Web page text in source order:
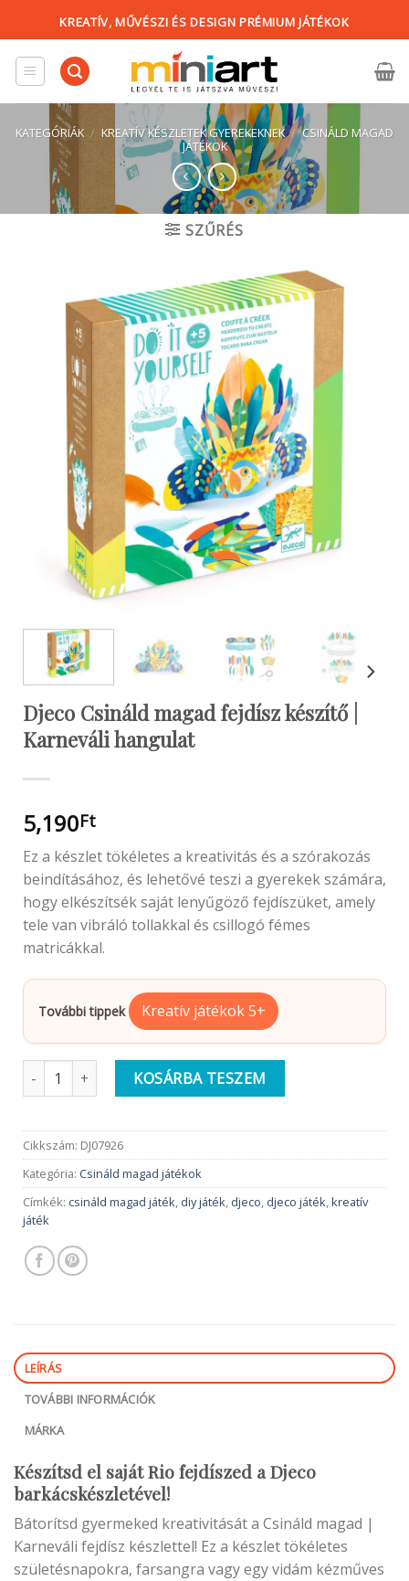
content
KREATÍV, MŰVÉSZI ÉS DESIGN PRÉMIUM JÁTÉKOK
KATEGÓRIÁK / KREATÍV KÉSZLETEK GYEREKEKNEK / CSINÁLD MAGAD
JÁTÉKOK
SZŰRÉS
Djeco Csináld magad fejdísz készítő |
Karneváli hangulat
5,190Ft
Ez a készlet tökéletes a kreativitás és a szórakozás
beindításához, és lehetővé teszi a gyerekek számára,
hogy elkészítsék saját lenyűgöző fejdíszüket, amely
tele van vibráló tollakkal és csillogó fémes
matricákkal.
További tippek Kreatív játékok 5+
Djeco Csináld magad fejdísz készítő | Karneváli hangulat
KOSÁRBA TESZEM
Cikkszám: DJ07926
Kategória: Csináld magad játékok
Címkék: csináld magad játék, diy játék, djeco, djeco játék,kreatív
játék
LEÍRÁS
TOVÁBBI INFORMÁCIÓK
MÁRKA
Készítsd el saját Rio fejdíszed a Djeco
barkácskészletével!
Bátorítsd gyermeked kreativitását a Csináld magad |
Karneváli fejdísz készlettel! Ez a készlet tökéletes
születésnapokra, farsangra vagy egy vidám kézműves